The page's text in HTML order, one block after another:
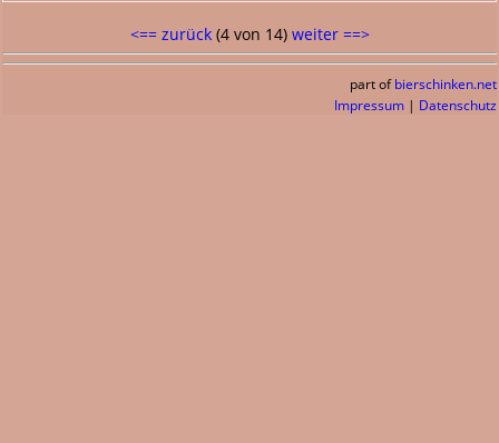
<== zurück(4 von 14) weiter ==>
part of bierschinken.net
Impressum | Datenschutz